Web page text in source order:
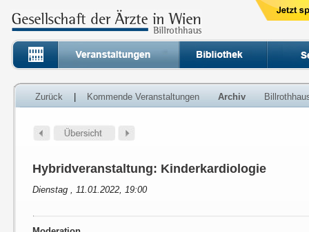
Zurück Kommende Veranstaltungen Archiv
Hybridveranstaltung: Kinderkardiologie
Dienstag , 11.01.2022, 19:00